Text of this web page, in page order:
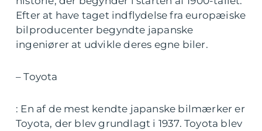
Efter at have taget indflydelse fra europæiske
bilproducenter begyndte japanske
ingeniører at udvikle deres egne biler.
– Toyota
: En af de mest kendte japanske bilmærker er
Toyota, der blev grundlagt i 1937. Toyota blev